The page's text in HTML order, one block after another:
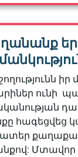
իր
ունի
հագեցվեց
Մտավոր